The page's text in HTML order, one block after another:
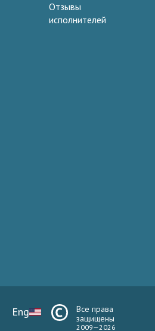
Отзывы
исполнителей
Eng
Все права
защищены
2009—2026